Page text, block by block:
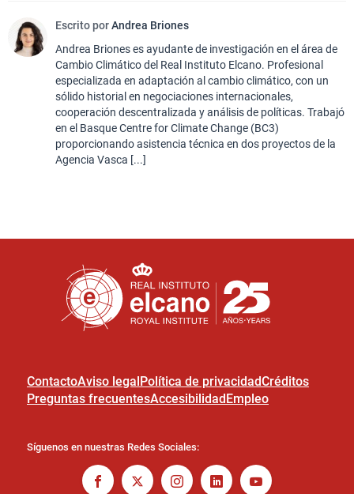
Escrito porAndrea Briones
Andrea Briones es ayudante de investigación en el área de
Cambio Climático del Real Instituto Elcano. Profesional
especializada en adaptación al cambio climático, con un
sólido historial en negociaciones internacionales,
cooperación descentralizada y análisis de políticas. Trabajó
en el Basque Centre for Climate Change (BC3)
proporcionando asistencia técnica en dos proyectos de la
Agencia Vasca [...]
ContactoAviso legal Política de privacidadCréditos
Preguntas frecuentesAccesibilidad Empleo
Síguenos en nuestras Redes Sociales: